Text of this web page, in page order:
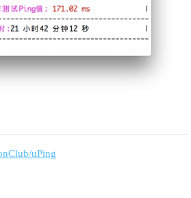
uPing